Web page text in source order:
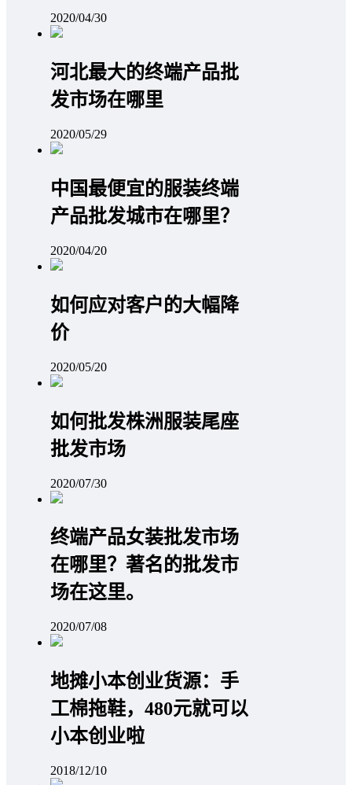
2020/04/30
河北最大的终端产品批
发市场在哪里
2020/05/29
中国最便宜的服装终端
产品批发城市在哪里？
2020/04/20
如何应对客户的大幅降
价
2020/05/20
如何批发株洲服装尾座
批发市场
2020/07/30
终端产品女装批发市场
在哪里？著名的批发市
场在这里。
2020/07/08
地摊小本创业货源：手
工棉拖鞋，480元就可以
小本创业啦
2018/12/10